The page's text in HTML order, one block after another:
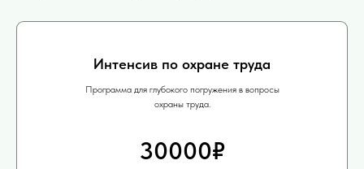
Интенсив по охране труда
Программа для глубокого погружения в вопросы
охраны труда.
30000₽